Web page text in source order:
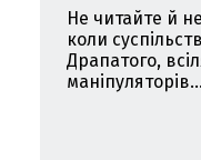
Не читайте й
коли
Драпатого,
маніпуляторів...